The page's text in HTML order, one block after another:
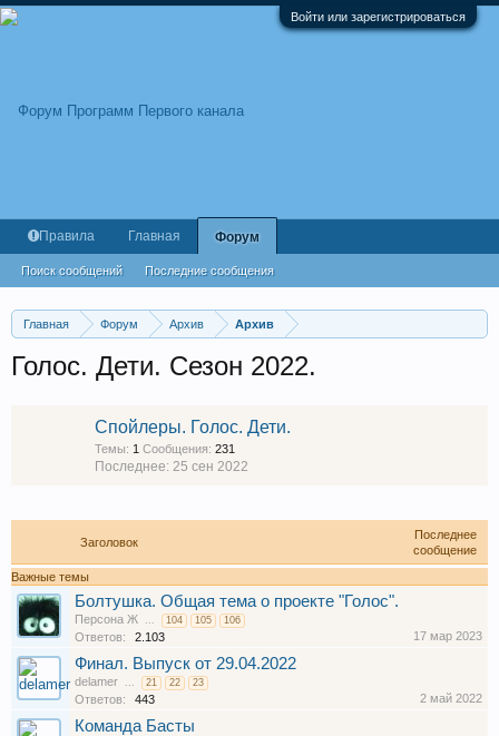
Войти или зарегистрироваться
Главная Форум Архив Архив
Голос. Дети. Сезон 2022.
Спойлеры. Голос. Дети.
Темы: 1 Сообщения: 231
25 сен 2022
Заголовок
Последнее
сообщение
Важные темы
Болтушка. Общая тема о проекте "Голос".
Персона Ж ... 104 105 106
Ответов: 2.103 17 мар 2023
Финал. Выпуск от 29.04.2022
delamer ... 21 22 23
Ответов: 443 2 май 2022
Команда Басты
Правила Главная Форум
Поиск сообщений Последние сообщения